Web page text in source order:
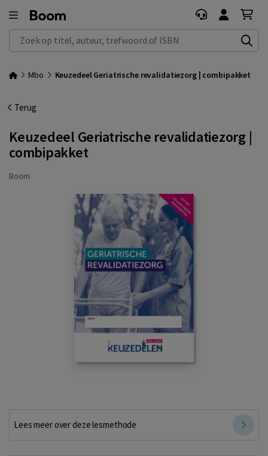
Zoek op titel, auteur, trefwoord of ISBN
Mbo Keuzedeel Geriatrische revalidatiezorg | combipakket
Terug
Keuzedeel Geriatrische revalidatiezorg |
combipakket
Boom
Lees meer over deze lesmethode